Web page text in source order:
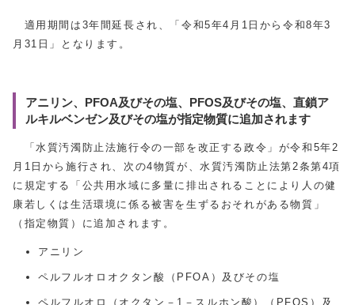
適用期間は3年間延長され、「令和5年4月1日から令和8年3
月31日」となります。
アニリン、PFOA及びその塩、PFOS及びその塩、直鎖ア
ルキルベンゼン及びその塩が指定物質に追加されます
「水質汚濁防止法施行令の一部を改正する政令」が令和5年2
月1日から施行され、次の4物質が、水質汚濁防止法第2条第4項
に規定する「公共用水域に多量に排出されることにより人の健
康若しくは生活環境に係る被害を生ずるおそれがある物質」
（指定物質）に追加されます。
アニリン
ペルフルオロオクタン酸（PFOA）及びその塩
ペルフルオロ（オクタン－1－スルホン酸）（PFOS）及